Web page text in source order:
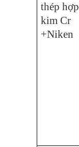
thép hợp
kim Cr
+Niken